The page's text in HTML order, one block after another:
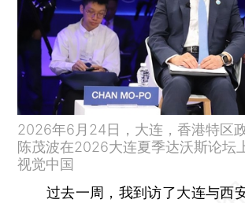
2026年6月24日，大连，香港特区
陈茂波在2026大连夏季达沃斯论坛
视觉中国
过去一周，我到访了大连与西